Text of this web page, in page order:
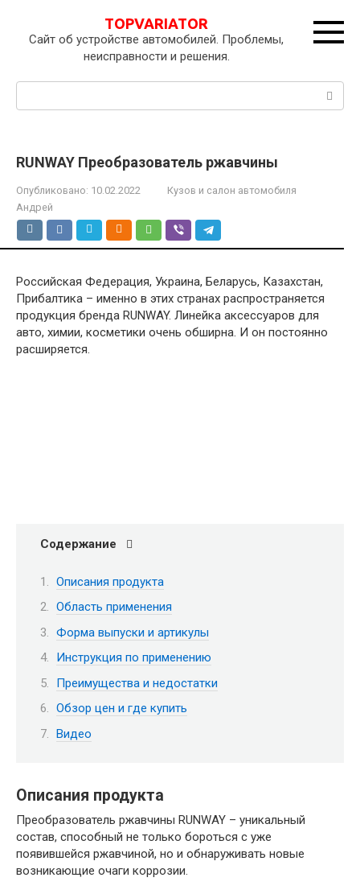
контенту
TOPVARIATOR
Сайт об устройстве автомобилей. Проблемы,
неисправности и решения.
Поиск:
RUNWAY Преобразователь ржавчины
Опубликовано: 10.02.2022
Кузов и салон автомобиля
Андрей
Российская Федерация, Украина, Беларусь, Казахстан,
Прибалтика – именно в этих странах распространяется
продукция бренда RUNWAY. Линейка аксессуаров для
авто, химии, косметики очень обширна. И он постоянно
расширяется.
Содержание
Описания продукта
Область применения
Форма выпуски и артикулы
Инструкция по применению
Преимущества и недостатки
Обзор цен и где купить
Видео
Описания продукта
Преобразователь ржавчины RUNWAY – уникальный
состав, способный не только бороться с уже
появившейся ржавчиной, но и обнаруживать новые
возникающие очаги коррозии.